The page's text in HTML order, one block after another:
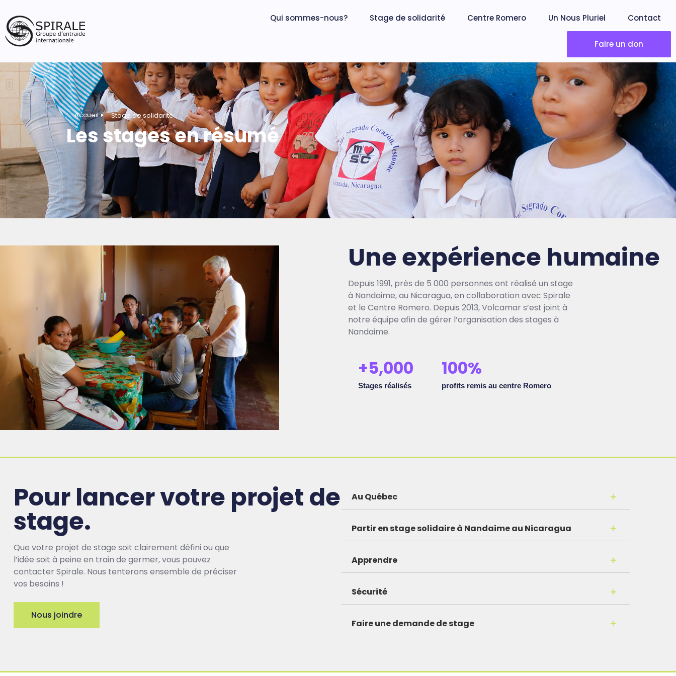
Qui sommes-nous? Stage de solidarité Centre Romero Un Nous Pluriel Contact
Faire un don
Accueil Stage de solidarité
Les stages en résumé
Une expérience humaine
Depuis 1991, près de 5 000 personnes ont réalisé un stage
à Nandaime, au Nicaragua, en collaboration avec Spirale
et le Centre Romero. Depuis 2013, Volcamar s’est joint à
notre équipe afin de gérer l’organisation des stages à
Nandaime.
Stages réalisés
+5,000
profits remis au centre Romero
100%
Pour lancer votre projet de
stage.
Que votre projet de stage soit clairement défini ou que
l’idée soit à peine en train de germer, vous pouvez
contacter Spirale. Nous tenterons ensemble de préciser
vos besoins !
Nous joindre
Au Québec
Partir en stage solidaire à Nandaime au Nicaragua
Apprendre
Sécurité
Faire une demande de stage